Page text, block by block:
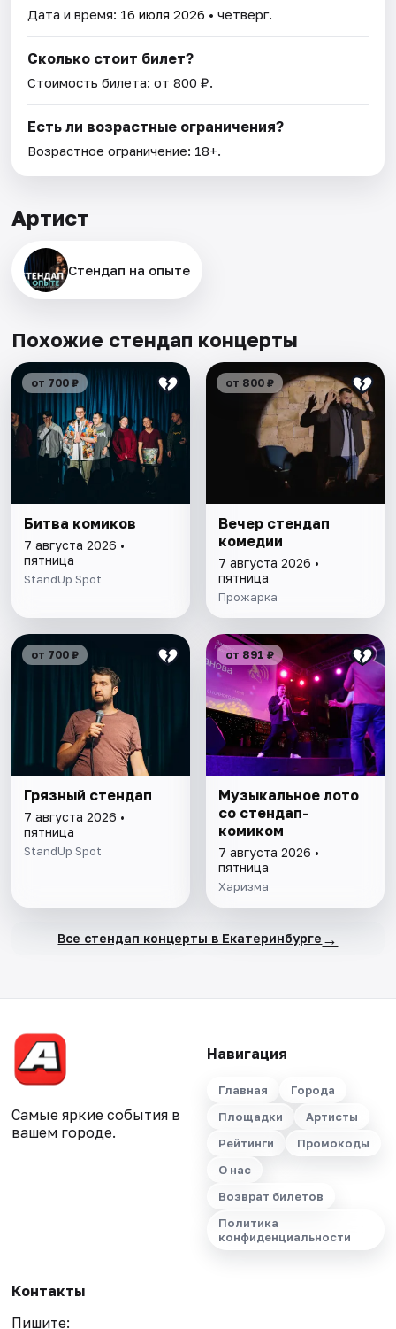
Дата и время: 16 июля 2026 • четверг.
Сколько стоит билет?
Стоимость билета: от 800 ₽.
Есть ли возрастные ограничения?
Возрастное ограничение: 18+.
Артист
Стендап на опыте
Похожие стендап концерты
от 700 ₽
Битва комиков
7 августа 2026 •
пятница
StandUp Spot
от 800 ₽
Вечер стендап
комедии
7 августа 2026 •
пятница
Прожарка
от 700 ₽
Грязный стендап
7 августа 2026 •
пятница
StandUp Spot
от 891 ₽
Музыкальное лото
со стендап-
комиком
7 августа 2026 •
пятница
Харизма
Все стендап концерты в Екатеринбурге →
Самые яркие события в
вашем городе.
Навигация
Главная
Города
Площадки
Артисты
Рейтинги
Промокоды
О нас
Возврат билетов
Политика
конфиденциальности
Контакты
Пишите: